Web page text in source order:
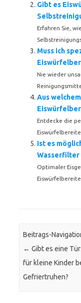
Gibt es
Erfahren Sie,
Muss ich
Nie wieder
Aus
Entdecke die
Ist es
Wasserfilter
Optimaler
Beitrags-
← Gibt es eine
für kleine Kinder
Gefriertruhen?